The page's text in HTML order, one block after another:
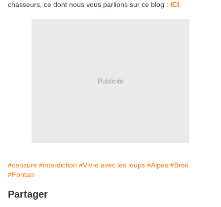
chasseurs, ce dont nous vous parlions sur ce blog : ICI
Publicité
#censure #interdiction #Vivre avec les loups #Alpes #Breil
#Fontan
Partager